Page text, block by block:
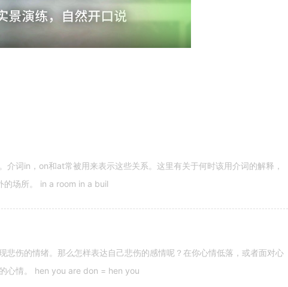
介词in，on和at常被用来表示这些关系。这里有关于何时该用介词的解释，
的场所。 in a room in a buil
悲伤的情绪。那么怎样表达自己悲伤的感情呢？在你心情低落，或者面对心
心情。 hen you are don = hen you